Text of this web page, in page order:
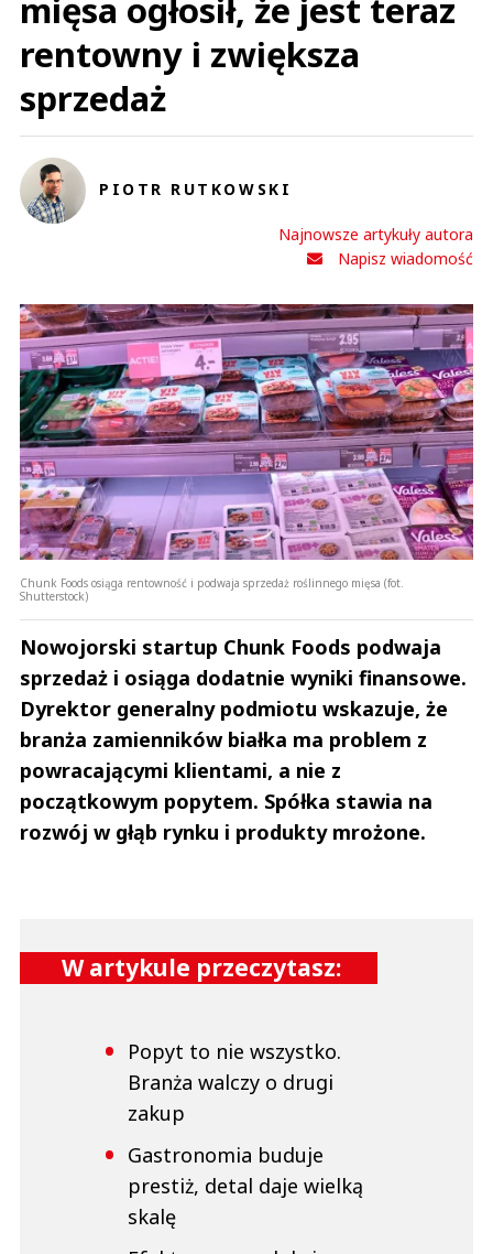
mięsa ogłosił, że jest teraz
rentowny i zwiększa
sprzedaż
PIOTR RUTKOWSKI
Najnowsze artykuły autora
Napisz wiadomość
Chunk Foods osiąga rentowność i podwaja sprzedaż roślinnego mięsa (fot.
Shutterstock)
Nowojorski startup Chunk Foods podwaja
sprzedaż i osiąga dodatnie wyniki finansowe.
Dyrektor generalny podmiotu wskazuje, że
branża zamienników białka ma problem z
powracającymi klientami, a nie z
początkowym popytem. Spółka stawia na
rozwój w głąb rynku i produkty mrożone.
W artykule przeczytasz:
Popyt to nie wszystko.
Branża walczy o drugi
zakup
Gastronomia buduje
prestiż, detal daje wielką
skalę